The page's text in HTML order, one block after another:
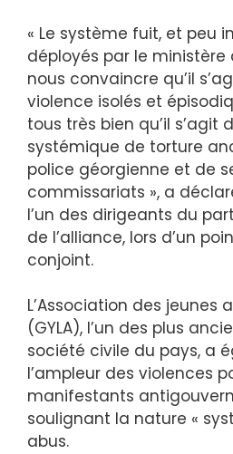
« Le système fuit, et peu
déployés par le ministère
nous convaincre qu’il
violence isolés et
tous très bien qu’il s’agit
systémique de torture
police géorgienne et de
commissariats », a
l’un des dirigeants du
de l’alliance, lors d’un
conjoint.
L’Association des jeunes
(GYLA), l’un des plus
société civile du pays, a
l’ampleur des violences
manifestants
soulignant la nature «
abus.